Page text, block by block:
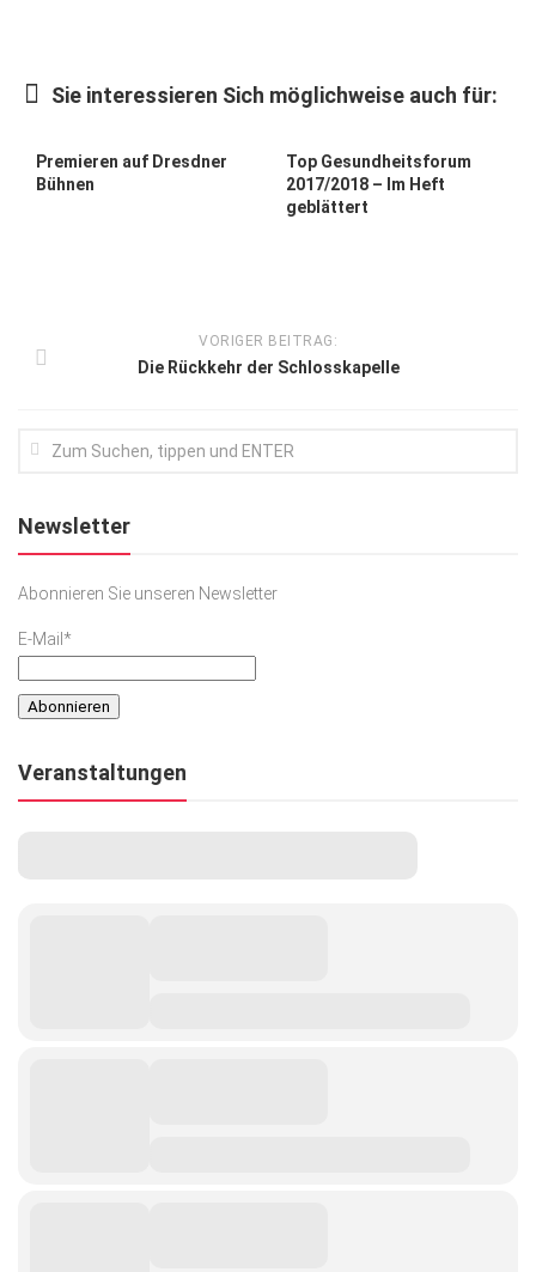
Lifestyle
Podcast
Sie interessieren Sich möglichweise auch für:
Premieren auf Dresdner
Bühnen
Top Gesundheitsforum
2017/2018 – Im Heft
geblättert
VORIGER BEITRAG:
Die Rückkehr der Schlosskapelle
Newsletter
Abonnieren Sie unseren Newsletter
E-Mail*
Veranstaltungen